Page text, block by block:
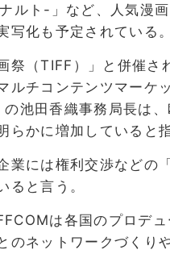
ルト-」など、人気漫
写化も予定されている。
祭（TIFF）」と併催さ
ルチコンテンツマーケ
の池田香織事務局長は
らかに増加していると指
業には権利交渉などの
ると言う。
は各国のプロデュ
のネットワークづくり